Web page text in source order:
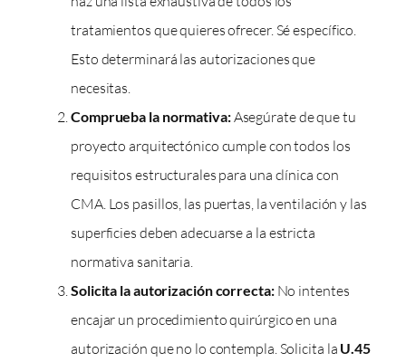
tratamientos que quieres ofrecer. Sé específico.
Esto determinará las autorizaciones que
necesitas.
Comprueba la normativa:Asegúrate de que tu
proyecto arquitectónico cumple con todos los
requisitos estructurales para una clínica con
CMA. Los pasillos, las puertas, la ventilación y las
superficies deben adecuarse a la estricta
normativa sanitaria.
Solicita la autorización correcta:No intentes
encajar un procedimiento quirúrgico en una
autorización que no lo contempla. Solicita la U.45